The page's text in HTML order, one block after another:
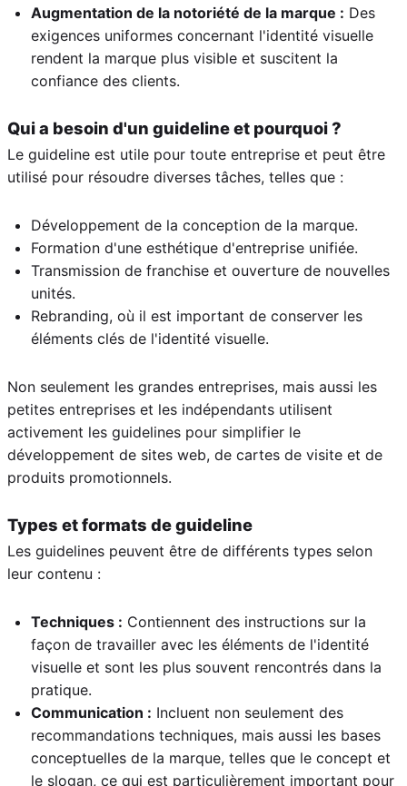
Augmentation de la notoriété de la marque : Des
exigences uniformes concernant l'identité visuelle
rendent la marque plus visible et suscitent la
confiance des clients.
Qui a besoin d'un guideline et pourquoi ?
Le guideline est utile pour toute entreprise et peut être
utilisé pour résoudre diverses tâches, telles que :
Développement de la conception de la marque.
Formation d'une esthétique d'entreprise unifiée.
Transmission de franchise et ouverture de nouvelles
unités.
Rebranding, où il est important de conserver les
éléments clés de l'identité visuelle.
Non seulement les grandes entreprises, mais aussi les
petites entreprises et les indépendants utilisent
activement les guidelines pour simplifier le
développement de sites web, de cartes de visite et de
produits promotionnels.
Types et formats de guideline
Les guidelines peuvent être de différents types selon
leur contenu :
Techniques : Contiennent des instructions sur la
façon de travailler avec les éléments de l'identité
visuelle et sont les plus souvent rencontrés dans la
pratique.
Communication : Incluent non seulement des
recommandations techniques, mais aussi les bases
conceptuelles de la marque, telles que le concept et
le slogan, ce qui est particulièrement important pour